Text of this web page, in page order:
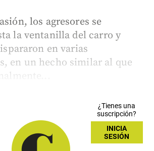
los agresores se
la ventanilla del carro y
en varias
en un hecho similar al que
¿Tienes una
suscripción?
INICIA
SESIÓN